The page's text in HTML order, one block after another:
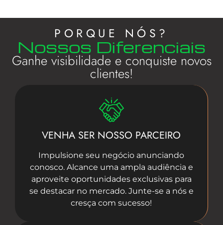
PORQUE NÓS?
Nossos Diferenciais
Ganhe visibilidade e conquiste novos
clientes!
VENHA SER NOSSO PARCEIRO
Impulsione seu negócio anunciando
conosco. Alcance uma ampla audiência e
aproveite oportunidades exclusivas para
se destacar no mercado. Junte-se a nós e
cresça com sucesso!